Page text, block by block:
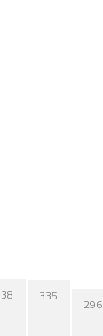
335
296